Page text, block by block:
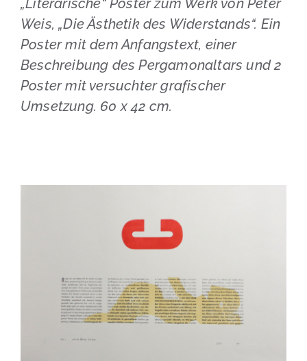
Weis, „Die Ästhetik des Widerstands“. Ein
Poster mit dem Anfangstext, einer
Beschreibung des Pergamonaltars und 2
Poster mit versuchter grafischer
Umsetzung. 60 x 42 cm.